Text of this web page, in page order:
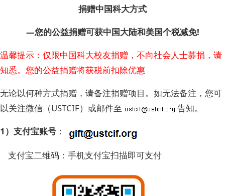
捐赠中国科大方式
—您的公益捐赠可获中国大陆和美国个税减免!
温馨提示：仅限中国科大校友捐赠，不向社会人士募捐，请
知悉。您的公益捐赠将获税前扣除优惠
无论以何种方式捐赠，请备注捐赠项目。如无法备注，您可
以关注微信（USTCIF）或邮件至
告知。
1）支付宝账号 ：
支付宝二维码：手机支付宝扫描即可支付